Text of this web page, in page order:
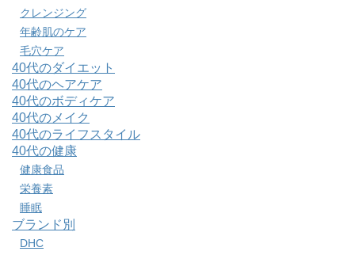
クレンジング
年齢肌のケア
毛穴ケア
40代のダイエット
40代のヘアケア
40代のボディケア
40代のメイク
40代のライフスタイル
40代の健康
健康食品
栄養素
睡眠
ブランド別
DHC